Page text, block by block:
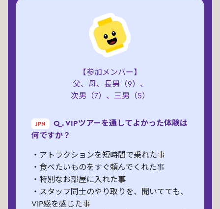
【参加メンバー】
父、母、長男（9）、
次男（7）、三男（5）
JPN
Q. VIPツアーを通してよかった体験は
何ですか？
・アトラクションを短時間で乗れた事
・食べたいものをすぐ頼んでくれた事
・特別なお部屋に入れた事
・スタッフ同士のやり取りを、聞いてても、
VIP感を感じた事